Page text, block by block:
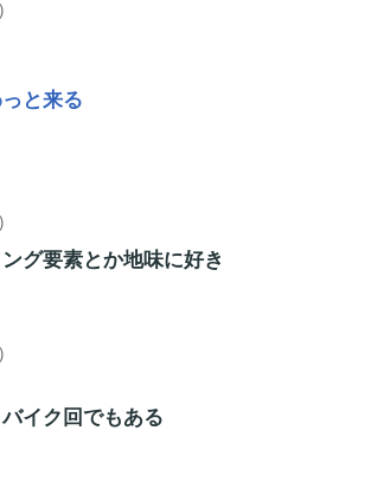
と来る
グ要素とか地味に好き
イク回でもある